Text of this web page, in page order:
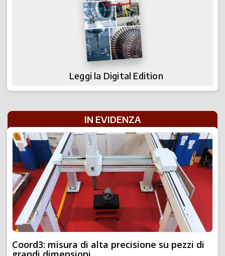
Leggi la Digital Edition
IN EVIDENZA
Coord3: misura di alta precisione su pezzi di